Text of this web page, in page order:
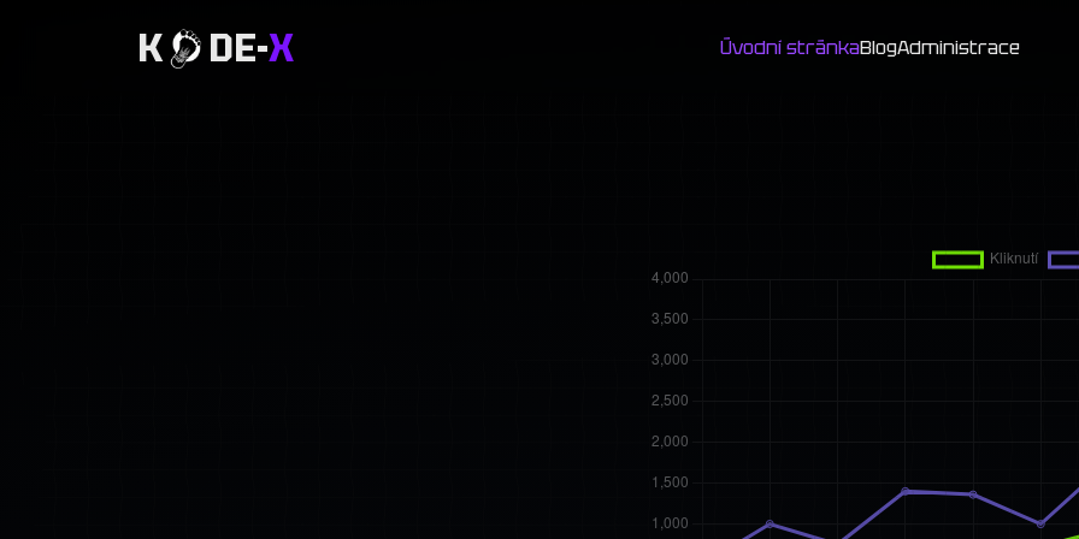
K DE-X Úvodní stránkaBlogAdministrace